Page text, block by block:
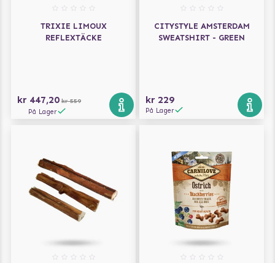
TRIXIE LIMOUX
REFLEXTÄCKE
kr 447,20 kr 559
På Lager
CITYSTYLE AMSTERDAM
SWEATSHIRT - GREEN
kr 229
På Lager